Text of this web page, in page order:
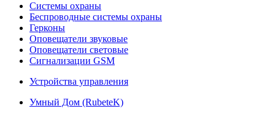
Системы охраны
Беспроводные системы охраны
Герконы
Оповещатели звуковые
Оповещатели световые
Сигнализации GSM
Устройства управления
Умный Дом (RubeteK)